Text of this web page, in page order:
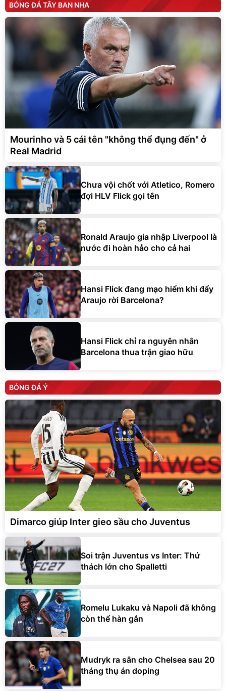
BÓNG ĐÁ TÂY BAN NHA
Mourinho và 5 cái tên "không thể đụng đến" ở
Real Madrid
Chưa vội chốt với Atletico, Romero
đợi HLV Flick gọi tên
Ronald Araujo gia nhập Liverpool là
nước đi hoàn hảo cho cả hai
Hansi Flick đang mạo hiểm khi đẩy
Araujo rời Barcelona?
Hansi Flick chỉ ra nguyên nhân
Barcelona thua trận giao hữu
BÓNG ĐÁ Ý
Dimarco giúp Inter gieo sầu cho Juventus
Soi trận Juventus vs Inter: Thử
thách lớn cho Spalletti
Romelu Lukaku và Napoli đã không
còn thể hàn gắn
Mudryk ra sân cho Chelsea sau 20
tháng thụ án doping